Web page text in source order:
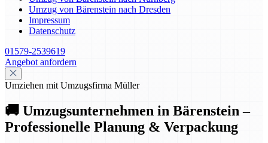
Umzug von Bärenstein nach Dresden
Impressum
Datenschutz
01579-2539619
Angebot anfordern
Umziehen mit Umzugsfirma Müller
🚚 Umzugsunternehmen in Bärenstein –
Professionelle Planung & Verpackung